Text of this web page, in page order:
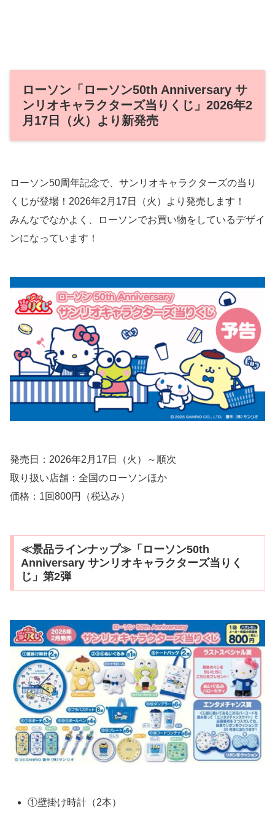
ローソン「ローソン50th Anniversary サ
ンリオキャラクターズ当りくじ」2026年2
月17日（火）より新発売
ローソン50周年記念で、サンリオキャラクターズの当り
くじが登場！2026年2月17日（火）より発売します！
みんなでなかよく、ローソンでお買い物をしているデザイ
ンになっています！
発売日：2026年2月17日（火）～順次
取り扱い店舗：全国のローソンほか
価格：1回800円（税込み）
≪景品ラインナップ≫「ローソン50th
Anniversary サンリオキャラクターズ当りく
じ」第2弾
①壁掛け時計（2本）